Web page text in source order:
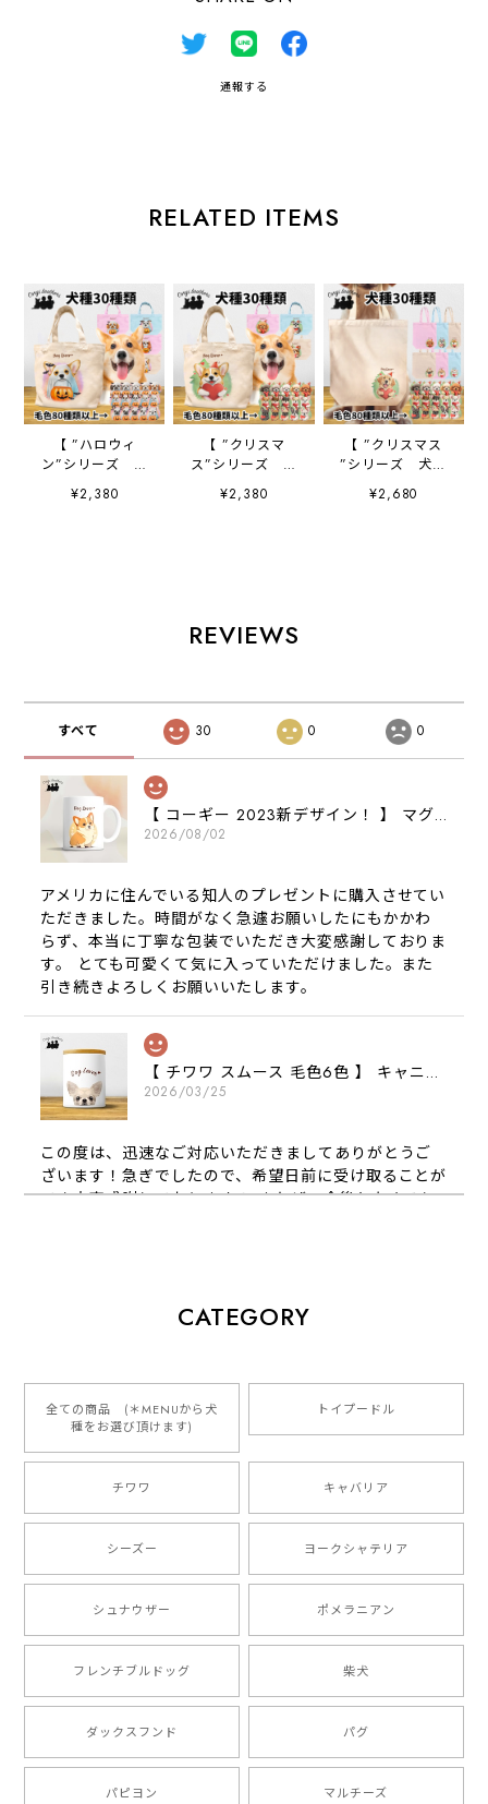
通報する
RELATED ITEMS
【 ”ハロウィ
ン”シリーズ 犬
種選べる ミニキャ
ンバス トートバッ
¥2,380
【 ”クリスマ
ス”シリーズ 犬
種選べる ミニキャ
ンバス トートバッ
¥2,380
【 ”クリスマス
”シリーズ 犬種
選べる キャンバス
トートバッグ 】
¥2,680
REVIEWS
すべて 30 0 0
【 コーギー 2023新デザイン！ 】 マグカップ お家用 プレゼント 犬 うちの子 犬グッズ ギフト
2026/08/02
アメリカに住んでいる知人のプレゼントに購入させてい
ただきました。時間がなく急遽お願いしたにもかかわ
らず、本当に丁寧な包装でいただき大変感謝しておりま
す。 とても可愛くて気に入っていただけました。また
引き続きよろしくお願いいたします。
【 チワワ スムース 毛色6色 】 キャニスター 保存容器 お家用 プレゼント 犬 ペット うちの子 犬グッズ
2026/03/25
この度は、迅速なご対応いただきましてありがとうご
ざいます！急ぎでしたので、希望日前に受け取ることが
でき大変感謝しております！ またぜひ今後ともよろし
2026/01/16
とっても可愛くて、わんちゃんの名前や電話番号も分か
りやすくて最高です！ ありがとうございました❁⃘*.ﾟ
ご縁がありましたら、またよろしくお願いいたします。
【 自然に囲まれた ダックスフンド 】 キャニスター 保存容器 お家用 プレゼント 犬 ペット うちの子 犬グッズ
【 ボーダーコリー 水彩画風 毛色4色 】 手帳 スマホケース 犬 うちの子 iPhone & Android
ったです。 ご連絡が取りづらい点だけ少し不安になり
ましたが、商品の素敵さでチャラです。 本当に可愛
い。ありがとうございます。
CATEGORY
全ての商品 (＊MENUから犬
種をお選び頂けます)
トイプードル
チワワ キャバリア
シーズー ヨークシャテリア
シュナウザー ポメラニアン
フレンチブルドッグ 柴犬
ダックスフンド パグ
パピヨン マルチーズ